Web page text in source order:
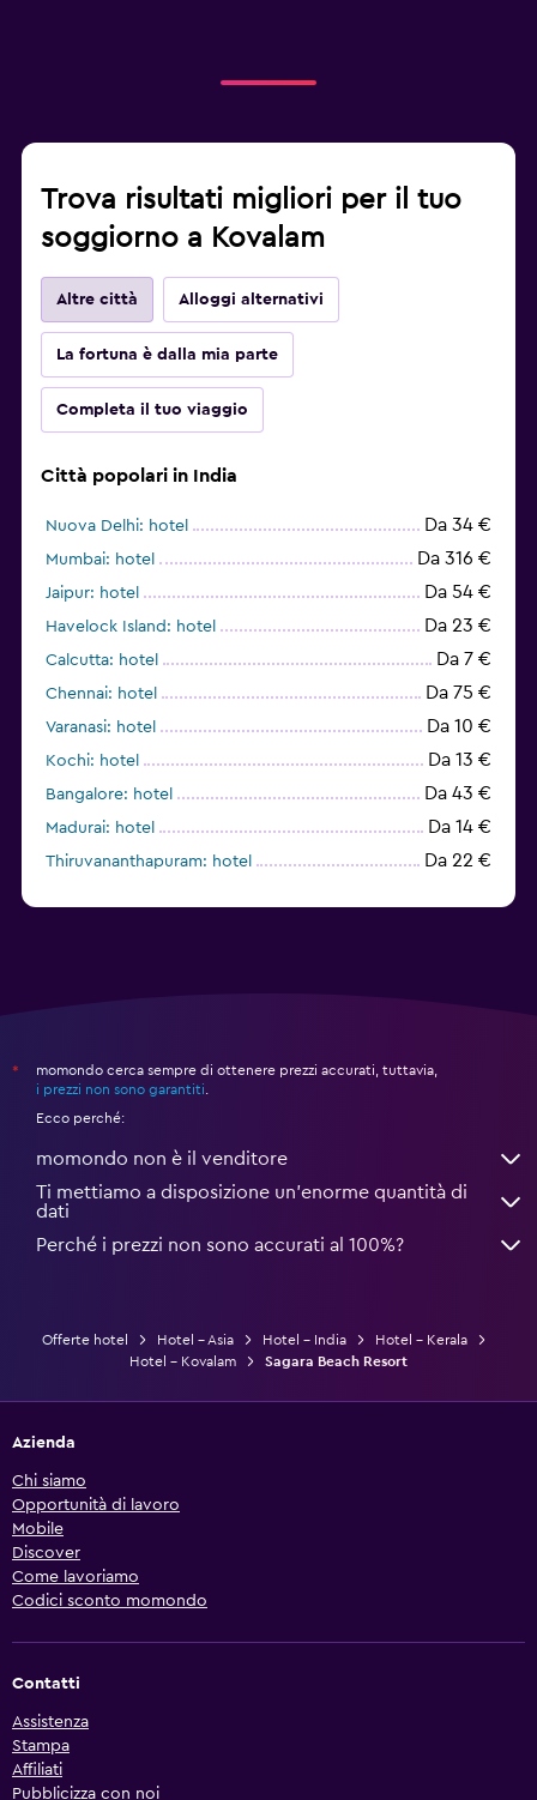
Trova risultati migliori per il tuo
soggiorno a Kovalam
Altre città Alloggi alternativi
La fortuna è dalla mia parte
Completa il tuo viaggio
Città popolari in India
Nuova Delhi: hotel Da 34 €
Mumbai: hotel Da 316 €
Jaipur: hotel Da 54 €
Havelock Island: hotel Da 23 €
Calcutta: hotel Da 7 €
Chennai: hotel Da 75 €
Varanasi: hotel Da 10 €
Kochi: hotel Da 13 €
Bangalore: hotel Da 43 €
Madurai: hotel Da 14 €
Thiruvananthapuram: hotel Da 22 €
*
momondo cerca sempre di ottenere prezzi accurati, tuttavia,
i prezzi non sono garantiti
Ecco perché:
momondo non è il venditore
Ti mettiamo a disposizione un’enorme quantità di
dati
Perché i prezzi non sono accurati al 100%?
Offerte hotel Hotel - Asia Hotel - India
Hotel - Kerala
Hotel - Kovalam
Sagara Beach Resort
Azienda
Chi siamo
Opportunità di lavoro
Mobile
Discover
Come lavoriamo
Codici sconto momondo
Contatti
Assistenza
Stampa
Affiliati
Pubblicizza con noi